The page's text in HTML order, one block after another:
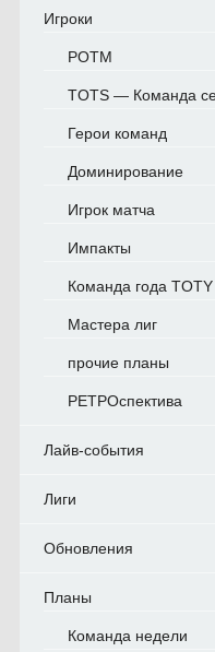
Игроки
POTM
TOTS — Команда
Герои команд
Доминирование
Игрок матча
Импакты
Команда года TOTY
Мастера лиг
прочие планы
РЕТРОспектива
Лайв-события
Лиги
Обновления
Планы
Команда недели